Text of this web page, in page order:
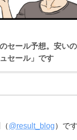
セール予想。安い
セール」です
@result_blog）です